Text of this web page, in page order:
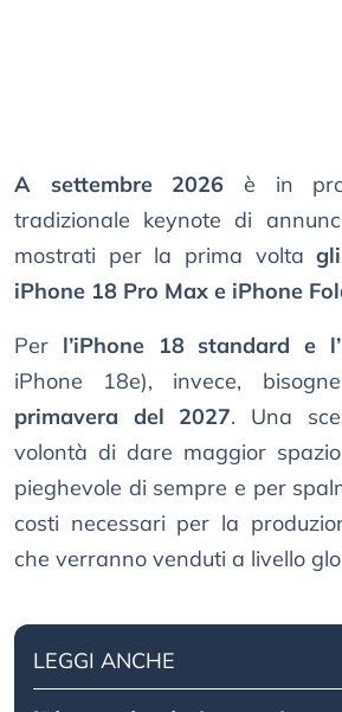
A settembre 2026 è in
tradizionale keynote di
mostrati per la prima volta
iPhone 18 Pro Max e iPhone
Per l’iPhone 18 standard e
iPhone 18e), invece,
primavera del 2027. Una
volontà di dare maggior
pieghevole di sempre e per
costi necessari per la
che verranno venduti a livello
LEGGI ANCHE